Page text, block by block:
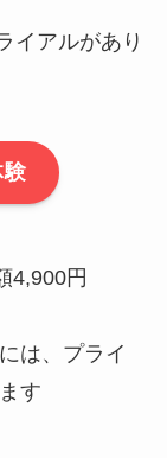
イアルがあり
4,900円
は、プライ
す